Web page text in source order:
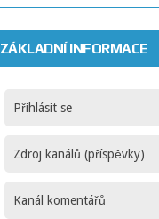
ZÁKLADNÍ INFORMACE
Přihlásit se
Zdroj kanálů (příspěvky)
Kanál komentářů